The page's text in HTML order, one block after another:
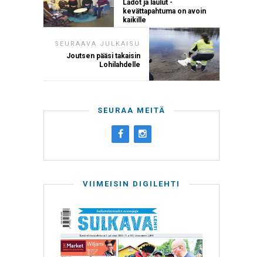
Ladot ja laulut -
kevättapahtuma on avoin
kaikille
SEURAAVA JULKAISU
Joutsen pääsi takaisin
Lohilahdelle
SEURAA MEITÄ
VIIMEISIN DIGILEHTI